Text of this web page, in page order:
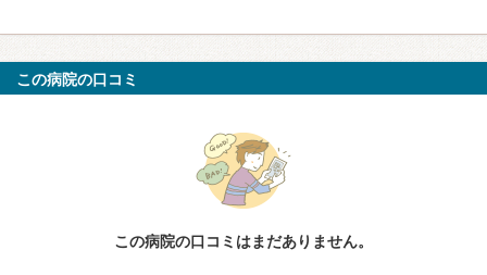
この病院の口コミ
この病院の口コミはまだありません。